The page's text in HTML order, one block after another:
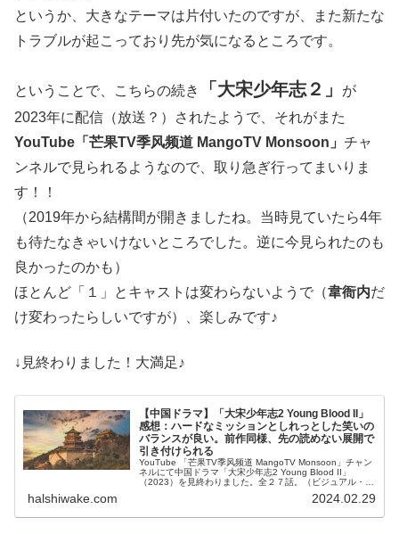
というか、大きなテーマは片付いたのですが、また新たな
トラブルが起こっており先が気になるところです。
ということで、こちらの続き 「大宋少年志２」
が
2023年に配信（放送？）されたようで、それがまた
YouTube「芒果TV季风频道 MangoTV Monsoon」 チャ
ンネルで見られるようなので、取り急ぎ行ってまいりま
す！！
（2019年から結構間が開きましたね。当時見ていたら4年
も待たなきゃいけないところでした。逆に今見られたのも
良かったのかも）
ほとんど「１」とキャストは変わらないようで（韋衙内だ
け変わったらしいですが）、楽しみです♪
↓見終わりました！大満足♪
【中国ドラマ】「大宋少年志2 Young Blood II」
感想：ハードなミッションとしれっとした笑いの
バランスが良い。前作同様、先の読めない展開で
引き付けられる
YouTube 「芒果TV季风频道 MangoTV Monsoon」チャン
ネルにて中国ドラマ「大宋少年志2 Young Blood II」
（2023）を見終わりました。全２７話。（ビジュアル・そ
halshiwake.com 2024.02.29